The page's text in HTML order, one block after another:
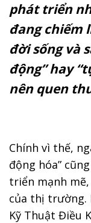
phát triển
đang chiếm
đời sống và
động” hay
nên quen
Chính vì thế,
động hóa”
triển mạnh
của thị trường.
Kỹ Thuật Điều